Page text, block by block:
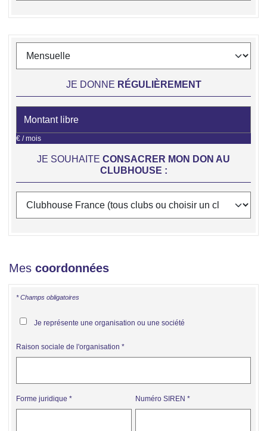
JE DONNE RÉGULIÈREMENT
€ / mois
JE SOUHAITE CONSACRER MON DON AU
CLUBHOUSE :
Mes coordonnées
* Champs obligatoires
Je représente une organisation ou une société
Raison sociale de l'organisation
Forme juridique Numéro SIREN